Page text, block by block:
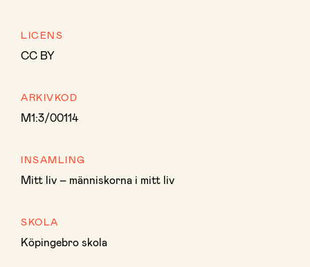
LICENS
CC BY
ARKIVKOD
M1:3/00114
INSAMLING
Mitt liv – människorna i mitt liv
SKOLA
Köpingebro skola